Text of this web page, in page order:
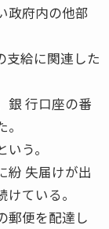
政府内の他部
支給に関連した
銀 行口座の番
う。
紛 失届けが出
ている。
郵便を配達し